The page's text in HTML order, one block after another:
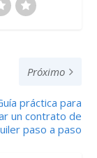
Próximo
práctica para
un contrato de
paso a paso